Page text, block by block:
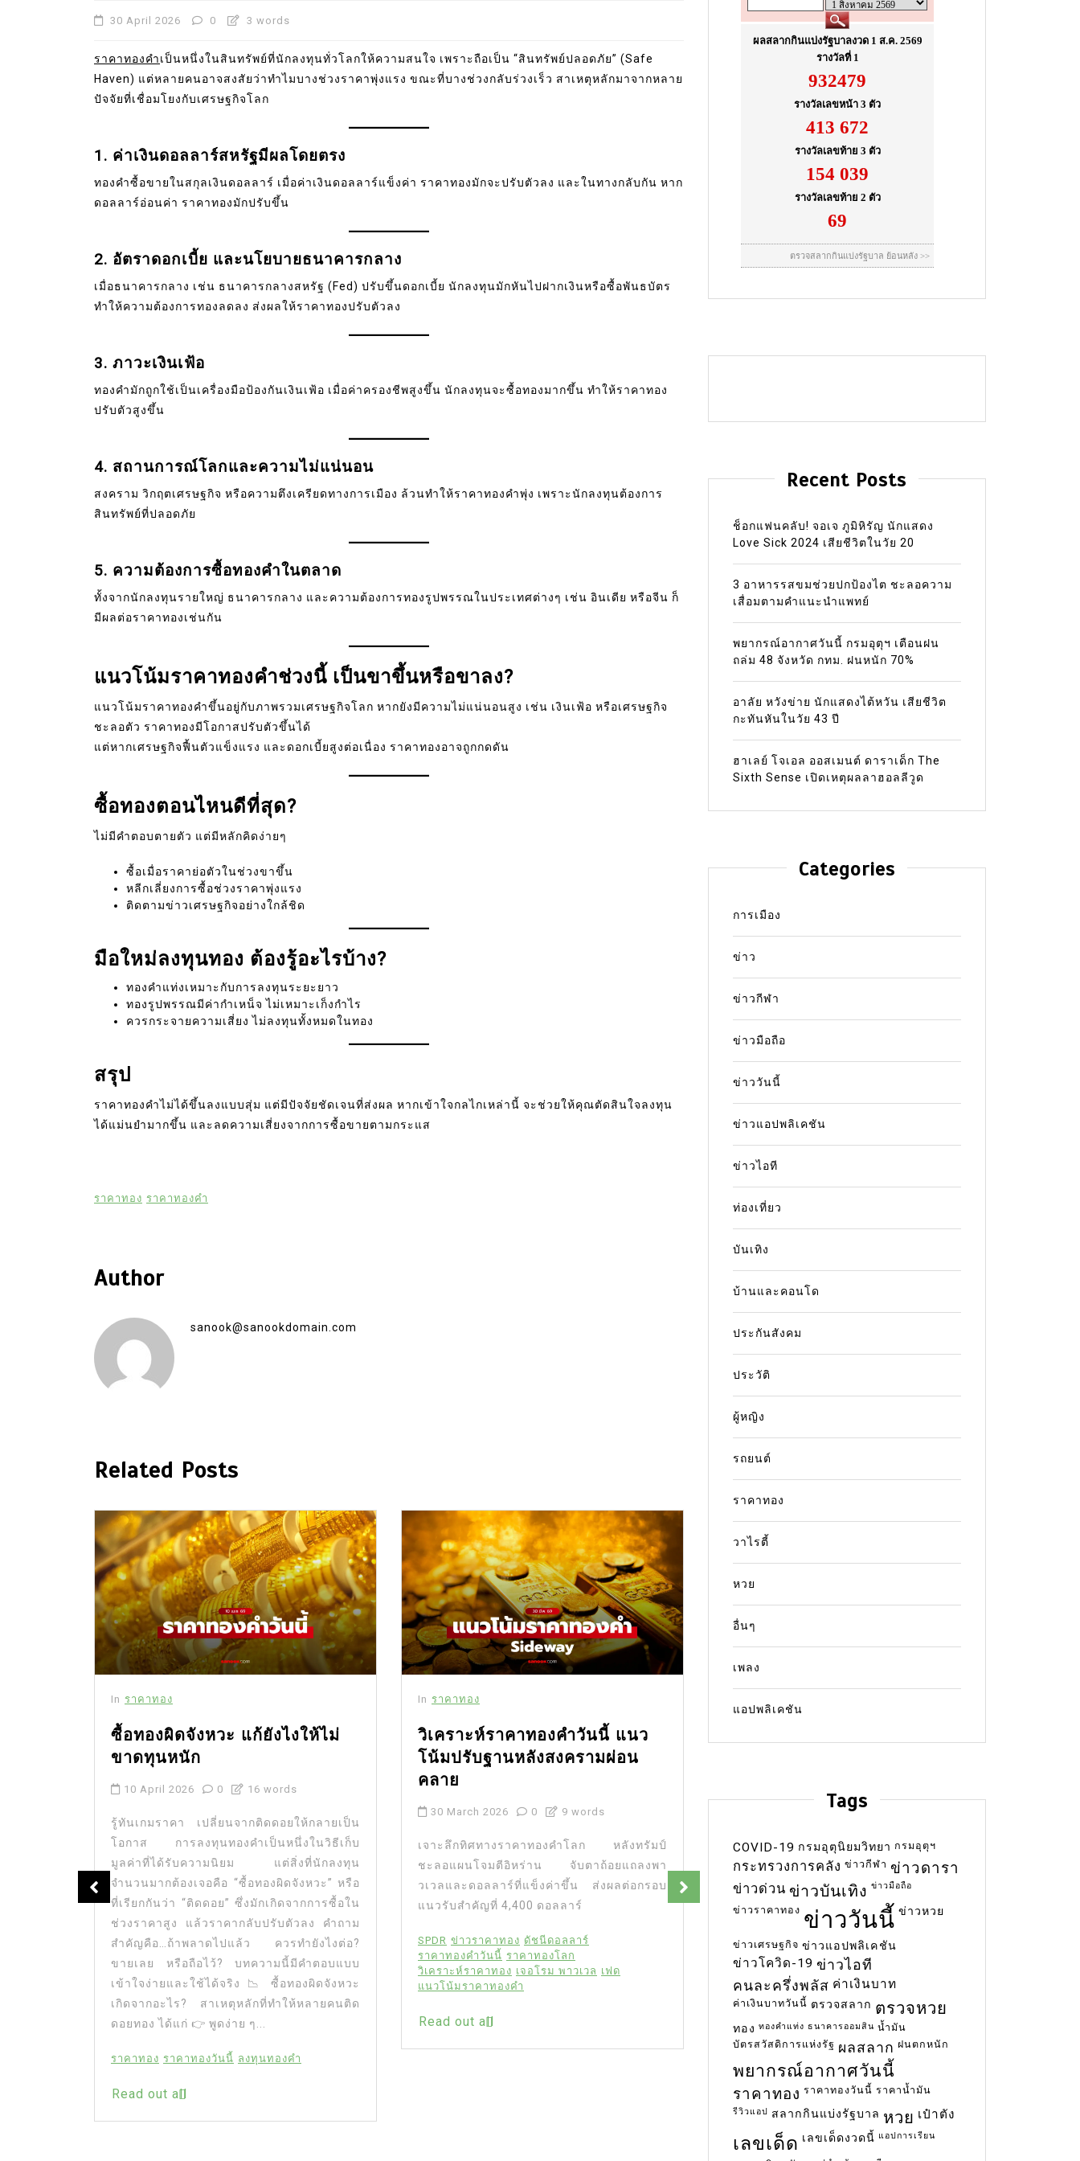
30 April 2026 0 3 words
ราคาทองคำเป็นหนึ่งในสินทรัพย์ที่นักลงทุนทั่วโลกให้ความสนใจ เพราะถือเป็น “สินทรัพย์ปลอดภัย” (Safe
Haven) แต่หลายคนอาจสงสัยว่าทำไมบางช่วงราคาพุ่งแรง ขณะที่บางช่วงกลับร่วงเร็ว สาเหตุหลักมาจากหลาย
ปัจจัยที่เชื่อมโยงกับเศรษฐกิจโลก
1. ค่าเงินดอลลาร์สหรัฐมีผลโดยตรง
ทองคำซื้อขายในสกุลเงินดอลลาร์ เมื่อค่าเงินดอลลาร์แข็งค่า ราคาทองมักจะปรับตัวลง และในทางกลับกัน หาก
ดอลลาร์อ่อนค่า ราคาทองมักปรับขึ้น
2. อัตราดอกเบี้ย และนโยบายธนาคารกลาง
เมื่อธนาคารกลาง เช่น ธนาคารกลางสหรัฐ (Fed) ปรับขึ้นดอกเบี้ย นักลงทุนมักหันไปฝากเงินหรือซื้อพันธบัตร
ทำให้ความต้องการทองลดลง ส่งผลให้ราคาทองปรับตัวลง
3. ภาวะเงินเฟ้อ
ทองคำมักถูกใช้เป็นเครื่องมือป้องกันเงินเฟ้อ เมื่อค่าครองชีพสูงขึ้น นักลงทุนจะซื้อทองมากขึ้น ทำให้ราคาทอง
ปรับตัวสูงขึ้น
4. สถานการณ์โลกและความไม่แน่นอน
สงคราม วิกฤตเศรษฐกิจ หรือความตึงเครียดทางการเมือง ล้วนทำให้ราคาทองคำพุ่ง เพราะนักลงทุนต้องการ
สินทรัพย์ที่ปลอดภัย
5. ความต้องการซื้อทองคำในตลาด
ทั้งจากนักลงทุนรายใหญ่ ธนาคารกลาง และความต้องการทองรูปพรรณในประเทศต่างๆ เช่น อินเดีย หรือจีน ก็
มีผลต่อราคาทองเช่นกัน
แนวโน้มราคาทองคำช่วงนี้ เป็นขาขึ้นหรือขาลง?
แนวโน้มราคาทองคำขึ้นอยู่กับภาพรวมเศรษฐกิจโลก หากยังมีความไม่แน่นอนสูง เช่น เงินเฟ้อ หรือเศรษฐกิจ
ชะลอตัว ราคาทองมีโอกาสปรับตัวขึ้นได้
แต่หากเศรษฐกิจฟื้นตัวแข็งแรง และดอกเบี้ยสูงต่อเนื่อง ราคาทองอาจถูกกดดัน
ซื้อทองตอนไหนดีที่สุด?
ไม่มีคำตอบตายตัว แต่มีหลักคิดง่ายๆ
ซื้อเมื่อราคาย่อตัวในช่วงขาขึ้น
หลีกเลี่ยงการซื้อช่วงราคาพุ่งแรง
ติดตามข่าวเศรษฐกิจอย่างใกล้ชิด
มือใหม่ลงทุนทอง ต้องรู้อะไรบ้าง?
ทองคำแท่งเหมาะกับการลงทุนระยะยาว
ทองรูปพรรณมีค่ากำเหน็จ ไม่เหมาะเก็งกำไร
ควรกระจายความเสี่ยง ไม่ลงทุนทั้งหมดในทอง
สรุป
ราคาทองคำไม่ได้ขึ้นลงแบบสุ่ม แต่มีปัจจัยชัดเจนที่ส่งผล หากเข้าใจกลไกเหล่านี้ จะช่วยให้คุณตัดสินใจลงทุน
ได้แม่นยำมากขึ้น และลดความเสี่ยงจากการซื้อขายตามกระแส
ราคาทอง ราคาทองคำ
Author
sanook@sanookdomain.com
Related Posts
In ราคาทอง
ซื้อทองผิดจังหวะ แก้ยังไงให้ไม่
ขาดทุนหนัก
10 April 2026 0 16 words
รู้ทันเกมราคา เปลี่ยนจากติดดอยให้กลายเป็น
โอกาส การลงทุนทองคำเป็นหนึ่งในวิธีเก็บ
มูลค่าที่ได้รับความนิยม แต่สิ่งที่นักลงทุน
จำนวนมากต้องเจอคือ “ซื้อทองผิดจังหวะ” หรือ
ที่เรียกกันว่า “ติดดอย” ซึ่งมักเกิดจากการซื้อใน
ช่วงราคาสูง แล้วราคากลับปรับตัวลง คำถาม
สำคัญคือ…ถ้าพลาดไปแล้ว ควรทำยังไงต่อ?
ขายเลย หรือถือไว้? บทความนี้มีคำตอบแบบ
เข้าใจง่ายและใช้ได้จริง 📉 ซื้อทองผิดจังหวะ
เกิดจากอะไร? สาเหตุหลักที่ทำให้หลายคนติด
ดอยทอง ได้แก่ 👉 พูดง่าย ๆ...
ราคาทอง ราคาทองวันนี้ ลงทุนทองคำ
Read out all
In ราคาทอง
วิเคราะห์ราคาทองคำวันนี้ แนว
โน้มปรับฐานหลังสงครามผ่อน
คลาย
30 March 2026 0 9 words
เจาะลึกทิศทางราคาทองคำโลก หลังทรัมป์
ชะลอแผนโจมตีอิหร่าน จับตาถ้อยแถลงพา
วเวลและดอลลาร์ที่แข็งค่าขึ้น ส่งผลต่อกรอบ
แนวรับสำคัญที่ 4,400 ดอลลาร์
SPDR ข่าวราคาทอง ดัชนีดอลลาร์
ราคาทองคำวันนี้ ราคาทองโลก
วิเคราะห์ราคาทอง เจอโรม พาวเวล เฟด
แนวโน้มราคาทองคำ
Read out all
ข่าวราคาทองคำ 15 มกราคม
2563 (ภาคเช้า)
ราคาทองคําวานนี้ ปิดปรับตัวลดลง -1.96
แตะระดับตํ่าสุดบริเวณ 1,535.78 ดอลลาร์ต่อ
ค่อยๆฟื้นตัวขึ้นในเวลาต่อมา เนื่องจากนัก
การค้า Phase One ที่จีนและสหรัฐเตรียมจะลง
นามร่วมกันในวันพุธนี้ เวลา 23.30 น.ตาม
เวลาไทย นอกจากนี้ ตลาดหุ้นสหรัฐยังลดช่วง
บวกลงหลัง Bloomberg รายงานว่า ภาษีนํา
คงมีผลบังคับใช้ไปจนกระทั่งหลังการเลือกตั้ง
ประธานาธิบดีสหรัฐในเดือนพ.ย.ปีนี้ ส่วน
การ ปรับลดภาษีนําเข้าสินค้าเพิ่มเติมใน
ข่าวราคาทอง ซื้อทอง ทอง
ทองคำแท่ง ทองรูปพรรณ ราคาทอง
ราคาทองวันนี้
Read out all
Recent Posts
ช็อกแฟนคลับ! จอเจ ภูมิหิรัญ นักแสดง
Love Sick 2024 เสียชีวิตในวัย 20
3 อาหารรสขมช่วยปกป้องไต ชะลอความ
เสื่อมตามคำแนะนำแพทย์
พยากรณ์อากาศวันนี้ กรมอุตุฯ เตือนฝน
ถล่ม 48 จังหวัด กทม. ฝนหนัก 70%
อาลัย หวังข่าย นักแสดงไต้หวัน เสียชีวิต
กะทันหันในวัย 43 ปี
ฮาเลย์ โจเอล ออสเมนต์ ดาราเด็ก The
Sixth Sense เปิดเหตุผลลาฮอลลีวูด
Categories
การเมือง
ข่าว
ข่าวกีฬา
ข่าวมือถือ
ข่าววันนี้
ข่าวแอปพลิเคชัน
ข่าวไอที
ท่องเที่ยว
บันเทิง
บ้านและคอนโด
ประกันสังคม
ประวัติ
ผู้หญิง
รถยนต์
ราคาทอง
วาไรตี้
หวย
อื่นๆ
เพลง
แอปพลิเคชัน
Tags
COVID-19 กรมอุตุนิยมวิทยา กรมอุตุฯ
กระทรวงการคลัง ข่าวกีฬา ข่าวดารา
ข่าวด่วน ข่าวบันเทิง ข่าวมือถือ
ข่าวราคาทอง ข่าววันนี้ ข่าวหวย
ข่าวเศรษฐกิจ ข่าวแอปพลิเคชัน
ข่าวโควิด-19 ข่าวไอที
คนละครึ่งพลัส ค่าเงินบาท
ค่าเงินบาทวันนี้ ตรวจสลาก ตรวจหวย
ทอง ทองคำแท่ง ธนาคารออมสิน น้ำมัน
บัตรสวัสดิการแห่งรัฐ ผลสลาก ฝนตกหนัก
พยากรณ์อากาศวันนี้
ราคาทอง ราคาทองวันนี้ ราคาน้ำมัน
รีวิวแอป สลากกินแบ่งรัฐบาล หวย เป๋าตัง
เลขเด็ด เลขเด็ดงวดนี้ แอปการเรียน